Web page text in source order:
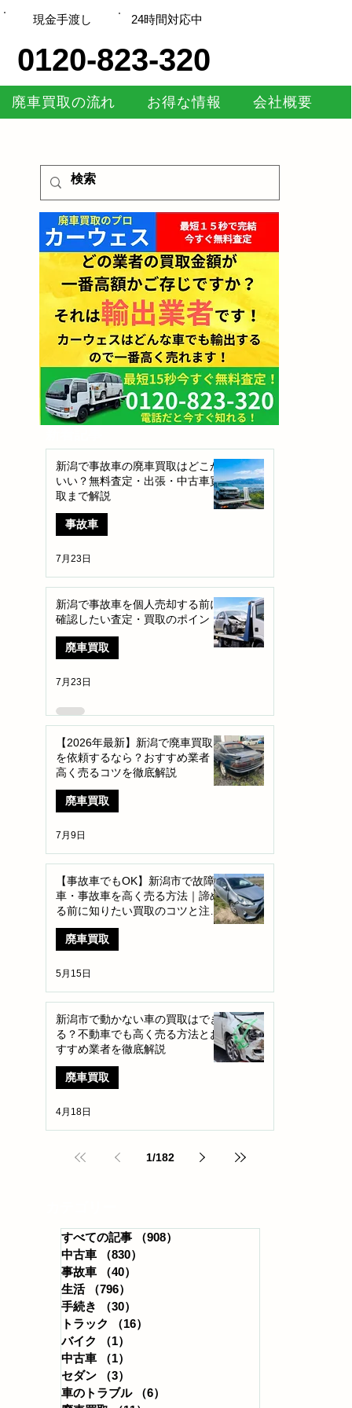
現金手渡し ​24時間対応中
0120-823-320
廃車買取の流れ お得な情報 会社概要
新潟で事故車の廃車買取はどこが
いい？無料査定・出張・中古車買
取まで解説
事故車
7月23日
新潟で事故車を個人売却する前に
確認したい査定・買取のポイント
廃車買取
7月23日
【2026年最新】新潟で廃車買取
を依頼するなら？おすすめ業者・
高く売るコツを徹底解説
廃車買取
7月9日
【事故車でもOK】新潟市で故障
車・事故車を高く売る方法｜諦め
る前に知りたい買取のコツと注意
点
廃車買取
5月15日
新潟市で動かない車の買取はでき
る？不動車でも高く売る方法とお
すすめ業者を徹底解説
廃車買取
4月18日
1/182
すべての記事 （908）
中古車
（830）
事故車
（40）
生活
（796）
手続き
（30）
トラック
（16）
バイク
（1）
中古車
（1）
セダン
（3）
車のトラブル
（6）